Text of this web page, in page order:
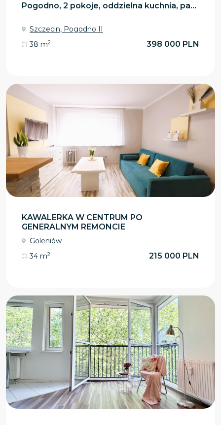
Pogodno, 2 pokoje, oddzielna kuchnia, pa...
Szczecin, Pogodno II
38 m2 398 000 PLN
KAWALERKA W CENTRUM PO
GENERALNYM REMONCIE
Goleniów
34 m2 215 000 PLN